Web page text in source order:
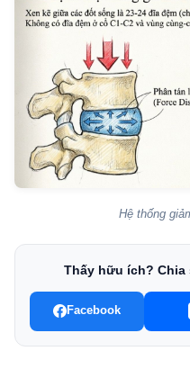
Hệ thống
Thấy hữu ích? Chia
Facebook